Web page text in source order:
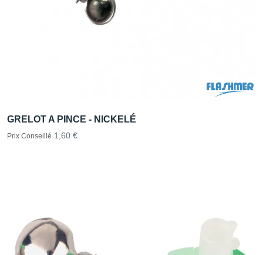
GRELOT A PINCE - NICKELÉ
Prix Conseillé 1,60 €